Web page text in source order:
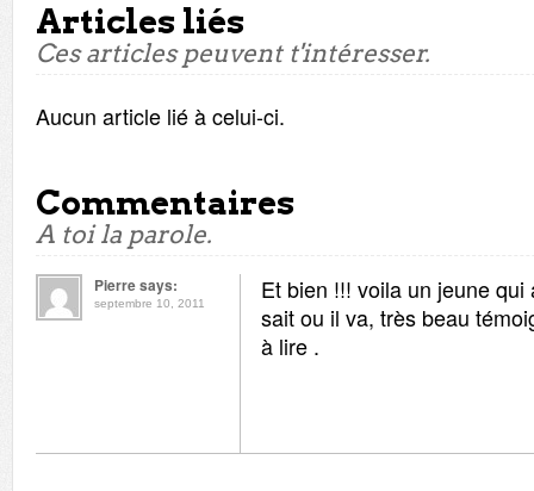
Articles liés
Ces articles peuvent t'intéresser.
Aucun article lié à celui-ci.
Commentaires
A toi la parole.
Pierre says:
septembre 10, 2011
Et bien !!! voila un jeune
sait ou il va, très beau
à lire .